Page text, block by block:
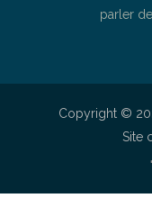
parler
Copyright ©
Site